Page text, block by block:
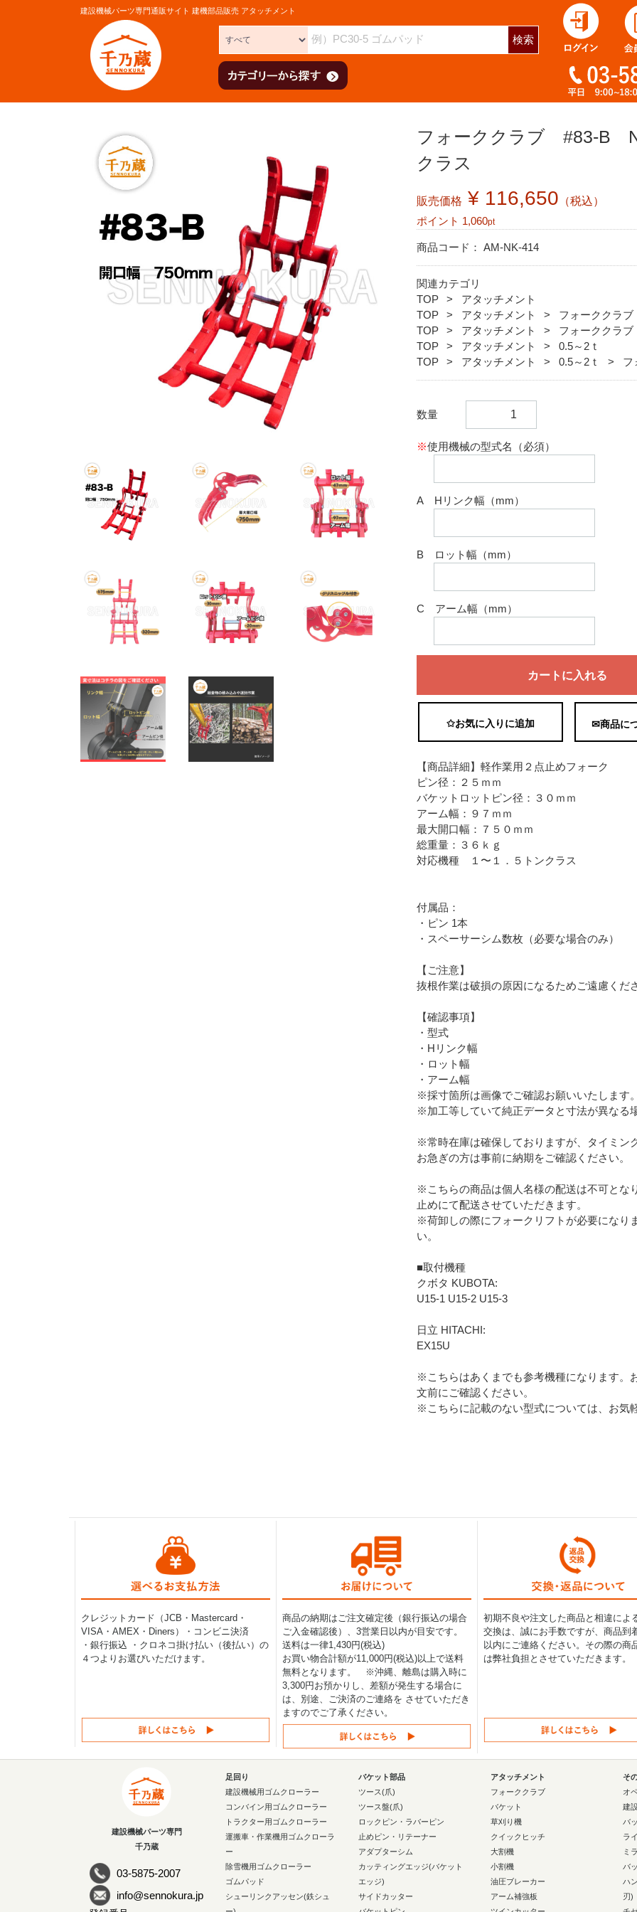
建設機械パーツ専門通販サイト 建機部品販売 アタッチメント
検索
フォーククラブ #83-B
クラス
販売価格 ¥ 116,650 （税込）
ポイント 1,060pt
商品コード： AM-NK-414
関連カテゴリ
TOP
アタッチメント
TOP
アタッチメント
フォーククラブ
TOP
アタッチメント フォーククラブ
TOP
アタッチメント
0.5～2ｔ
TOP
アタッチメント 0.5～2ｔ フ
数量
※使用機械の型式名（必須）
A Hリンク幅（mm）
B ロット幅（mm）
C アーム幅（mm）
カートに入れる
✩お気に入りに追加 ✉商品に
【商品詳細】軽作業用２点止めフォーク
ピン径：２５ｍｍ
バケットロットピン径：３０ｍｍ
アーム幅：９７ｍｍ
最大開口幅：７５０ｍｍ
総重量：３６ｋｇ
対応機種 １〜１．５トンクラス
付属品：
・ピン 1本
・スペーサーシム数枚（必要な場合のみ）
【ご注意】
抜根作業は破損の原因になるためご遠慮くださ
【確認事項】
・型式
・Hリンク幅
・ロット幅
・アーム幅
※採寸箇所は画像でご確認お願いいたします。
※加工等していて純正データと寸法が異なる
※常時在庫は確保しておりますが、タイミン
お急ぎの方は事前に納期をご確認ください。
※こちらの商品は個人名様の配送は不可とな
止めにて配送させていただきます。
※荷卸しの際にフォークリフトが必要になり
い。
■取付機種
クボタ KUBOTA:
U15-1 U15-2 U15-3
日立 HITACHI:
EX15U
※こちらはあくまでも参考機種になります。
文前にご確認ください。
※こちらに記載のない型式については、お気
クレジットカード（JCB・Mastercard・
VISA・AMEX・Diners）・コンビニ決済
・銀行振込 ・クロネコ掛け払い（後払い）の
４つよりお選びいただけます。
商品の納期はご注文確定後（銀行振込の場合
ご入金確認後）、3営業日以内が目安です。
送料は一律1,430円(税込)
お買い物合計額が11,000円(税込)以上で送料
無料となります。 ※沖縄、離島は購入時に
3,300円お預かりし、差額が発生する場合に
は、別途、ご決済のご連絡を させていただき
ますのでご了承ください。
初期不良や注文した商品と相違によ
交換は、誠にお手数ですが、商品到
以内にご連絡ください。その際の商
は弊社負担とさせていただきます。
建設機械パーツ専門
千乃蔵
03-5875-2007
info@sennokura.jp
足回り
建設機械用ゴムクローラー
コンバイン用ゴムクローラー
トラクター用ゴムクローラー
運搬車・作業機用ゴムクローラ
ー
除雪機用ゴムクローラー
ゴムパッド
シューリンクアッセン(鉄シュ
バケット部品
ツース(爪)
ツース盤(爪)
ロックピン・ラバーピン
止めピン・リテーナー
アダプターシム
カッティングエッジ(バケット
エッジ)
サイドカッター
アタッチメント
フォーククラブ
バケット
草刈り機
クイックヒッチ
大割機
小割機
油圧ブレーカー
アーム補強板
そ
オ
建
バ
ラ
ミ
バ
ハ
刃)